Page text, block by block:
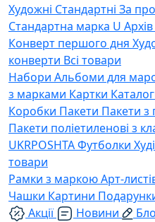
Художні Стандартні За
Стандартна марка U Архів
Конверт першого дня
конверти Всі товари
Набори Альбоми для
з марками Картки
Коробки Пакети Пакети з
Пакети поліетиленові з
UKRPOSHTAФутболки
товари
Рамки з маркоюАрт-
Чашки Картини
Акції
Новини